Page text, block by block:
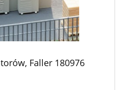
Faller 180976